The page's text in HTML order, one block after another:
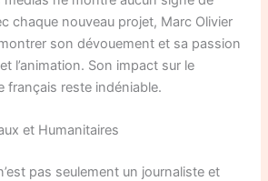
chaque nouveau projet, Marc Olivier
son dévouement et sa passion
l’animation. Son impact sur le
français reste indéniable.
et Humanitaires
pas seulement un journaliste et